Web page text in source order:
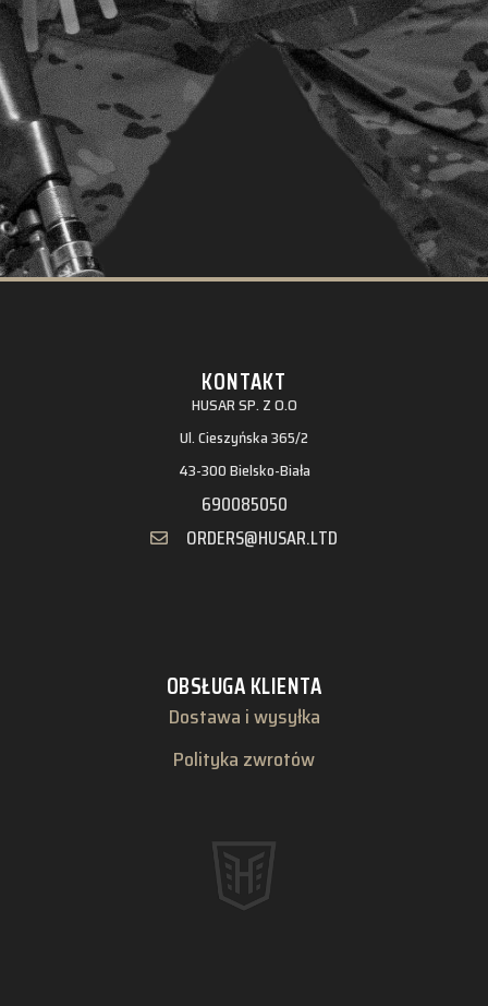
KONTAKT
HUSAR SP. Z O.O
Ul. Cieszyńska 365/2
43-300 Bielsko-Biała
690085050
ORDERS@HUSAR.LTD
OBSŁUGA KLIENTA
Dostawa i wysyłka
Polityka zwrotów